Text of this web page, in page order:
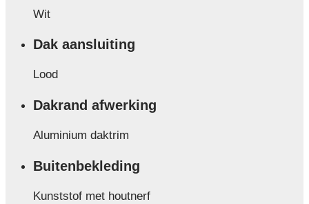
Wit
Dak aansluiting
Lood
Dakrand afwerking
Aluminium daktrim
Buitenbekleding
Kunststof met houtnerf